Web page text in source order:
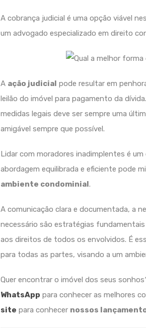
A cobrança judicial é uma opção viável
um advogado especializado em direito
A ação judicial pode resultar em
leilão do imóvel para pagamento da
medidas legais deve ser sempre uma
amigável sempre que possível.
Lidar com moradores inadimplentes é
abordagem equilibrada e eficiente pode
ambiente condominial.
A comunicação clara e documentada, a
necessário são estratégias
aos direitos de todos os envolvidos. É
para todas as partes, visando a um
Quer encontrar o imóvel dos seus
WhatsApp para conhecer as melhores
site para conhecer nossos